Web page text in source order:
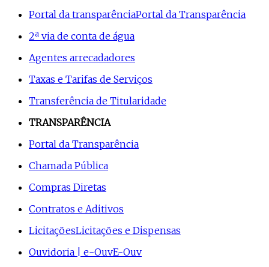
Portal da transparênciaPortal da Transparência
2ª via de conta de água
Agentes arrecadadores
Taxas e Tarifas de Serviços
Transferência de Titularidade
TRANSPARÊNCIA
Portal da Transparência
Chamada Pública
Compras Diretas
Contratos e Aditivos
LicitaçõesLicitações e Dispensas
Ouvidoria | e-OuvE-Ouv